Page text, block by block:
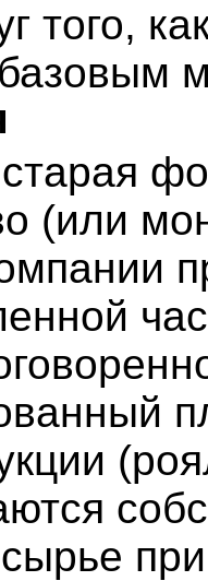
того,
(или